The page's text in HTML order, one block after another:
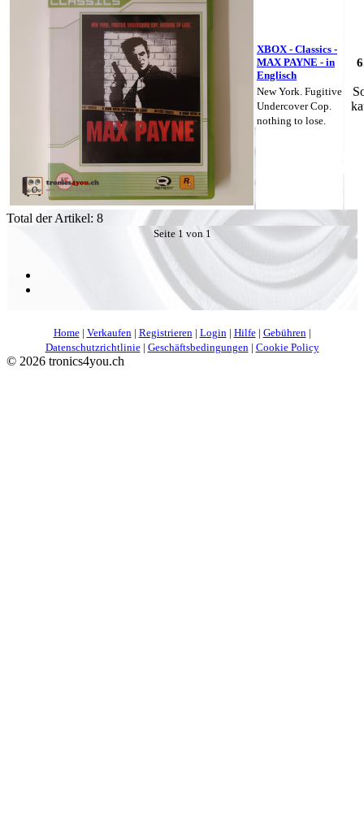
XBOX - Classics -
MAX PAYNE - in
Englisch
New York. Fugitive
Undercover Cop.
nothing to lose.
Total der Artikel: 8
Seite 1 von 1
Home| Verkaufen | Registrieren | Login | Hilfe| Gebühren |
Datenschutzrichtlinie| Geschäftsbedingungen | Cookie Policy
© 2026 tronics4you.ch